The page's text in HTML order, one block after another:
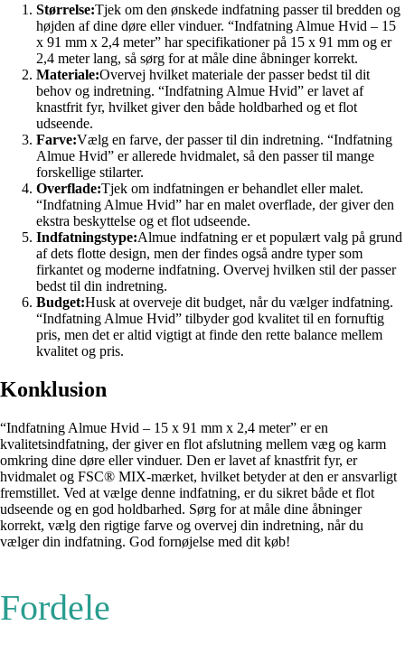
Størrelse:Tjek om den ønskede indfatning passer til bredden og
højden af dine døre eller vinduer. “Indfatning Almue Hvid – 15
x 91 mm x 2,4 meter” har specifikationer på 15 x 91 mm og er
2,4 meter lang, så sørg for at måle dine åbninger korrekt.
Materiale:Overvej hvilket materiale der passer bedst til dit
behov og indretning. “Indfatning Almue Hvid” er lavet af
knastfrit fyr, hvilket giver den både holdbarhed og et flot
udseende.
Farve:Vælg en farve, der passer til din indretning. “Indfatning
Almue Hvid” er allerede hvidmalet, så den passer til mange
forskellige stilarter.
Overflade:Tjek om indfatningen er behandlet eller malet.
“Indfatning Almue Hvid” har en malet overflade, der giver den
ekstra beskyttelse og et flot udseende.
Indfatningstype:Almue indfatning er et populært valg på grund
af dets flotte design, men der findes også andre typer som
firkantet og moderne indfatning. Overvej hvilken stil der passer
bedst til din indretning.
Budget:Husk at overveje dit budget, når du vælger indfatning.
“Indfatning Almue Hvid” tilbyder god kvalitet til en fornuftig
pris, men det er altid vigtigt at finde den rette balance mellem
kvalitet og pris.
Konklusion
“Indfatning Almue Hvid – 15 x 91 mm x 2,4 meter” er en
kvalitetsindfatning, der giver en flot afslutning mellem væg og karm
omkring dine døre eller vinduer. Den er lavet af knastfrit fyr, er
hvidmalet og FSC® MIX-mærket, hvilket betyder at den er ansvarligt
fremstillet. Ved at vælge denne indfatning, er du sikret både et flot
udseende og en god holdbarhed. Sørg for at måle dine åbninger
korrekt, vælg den rigtige farve og overvej din indretning, når du
vælger din indfatning. God fornøjelse med dit køb!
Fordele